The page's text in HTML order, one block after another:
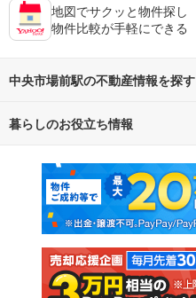
地図でサクッと物件探し
物件比較が手軽にできる
中央市場前駅の不動産情報を探す
不動産・住宅
新築マンション
新築一戸建て
注文住宅
暮らしのお役立ち情報
マンションカタログ